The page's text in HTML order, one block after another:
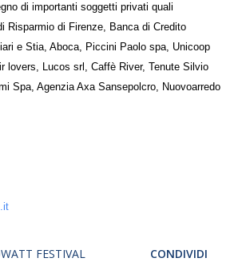
di importanti soggetti privati quali
Risparmio di Firenze, Banca di Credito
e Stia, Aboca, Piccini Paolo spa, Unicoop
lovers, Lucos srl, Caffè River, Tenute Silvio
Spa, Agenzia Axa Sansepolcro, Nuovoarredo
FESTIVAL CONDIVIDI